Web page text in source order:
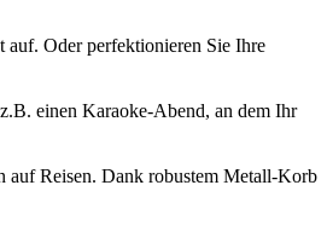
auf. Oder perfektionieren Sie Ihre
einen Karaoke-Abend, an dem Ihr
auf Reisen. Dank robustem Metall-Korb